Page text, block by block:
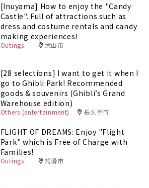
[Inuyama] How to enjoy the "Candy
Castle". Full of attractions such as
dress and costume rentals and candy
making experiences!
Outings 犬山市
[28 selections] I want to get it when I
go to Ghibli Park! Recommended
goods & souvenirs (Ghibli’s Grand
Warehouse edition)
Others (entertainment) 長久手市
FLIGHT OF DREAMS: Enjoy "Flight
Park" which is Free of Charge with
Families!
Outings 常滑市